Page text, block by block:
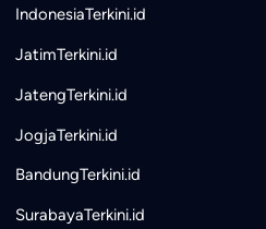
IndonesiaTerkini.id
JatimTerkini.id
JatengTerkini.id
JogjaTerkini.id
BandungTerkini.id
SurabayaTerkini.id